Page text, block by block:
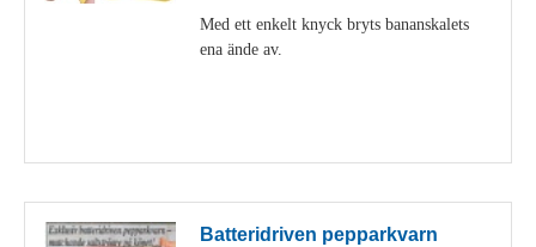
Med ett enkelt knyck bryts bananskalets
ena ände av.
Batteridriven pepparkvarn